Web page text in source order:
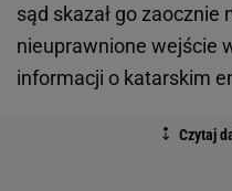
sąd skazał go zaocznie
nieuprawnione wejście
informacji o katarskim